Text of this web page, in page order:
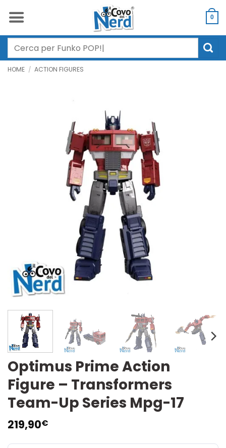
0
Cerca:
HOME / ACTION FIGURES
Optimus Prime Action
Figure – Transformers
Team-Up Series Mpg-17
219,90€